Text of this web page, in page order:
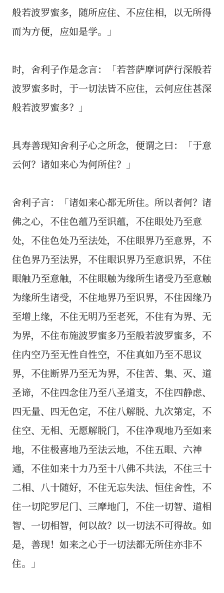
般若波罗蜜多，随所应住、不应住相，以无所得
而为方便，应如是学。」
时，舍利子作是念言：「若菩萨摩诃萨行深般若
波罗蜜多时，于一切法皆不应住，云何应住甚深
般若波罗蜜多？」
具寿善现知舍利子心之所念，便谓之曰：「于意
云何？诸如来心为何所住？」
舍利子言：「诸如来心都无所住。所以者何？诸
佛之心，不住色蕴乃至识蕴，不住眼处乃至意
处，不住色处乃至法处，不住眼界乃至意界，不
住色界乃至法界，不住眼识界乃至意识界，不住
眼触乃至意触，不住眼触为缘所生诸受乃至意触
为缘所生诸受，不住地界乃至识界，不住因缘乃
至增上缘，不住无明乃至老死，不住有为界、无
为界，不住布施波罗蜜多乃至般若波罗蜜多，不
住内空乃至无性自性空，不住真如乃至不思议
界，不住断界乃至无为界，不住苦、集、灭、道
圣谛，不住四念住乃至八圣道支，不住四静虑、
四无量、四无色定，不住八解脱、九次第定，不
住空、无相、无愿解脱门，不住净观地乃至如来
地，不住极喜地乃至法云地，不住五眼、六神
通，不住如来十力乃至十八佛不共法，不住三十
二相、八十随好，不住无忘失法、恒住舍性，不
住一切陀罗尼门、三摩地门，不住一切智、道相
智、一切相智，何以故？以一切法不可得故。如
是，善现！如来之心于一切法都无所住亦非不
住。」